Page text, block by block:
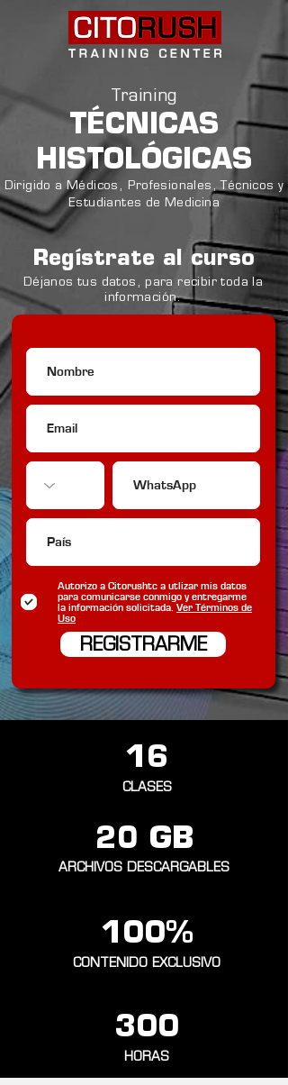
Training
TÉCNICAS
HISTOLÓGICAS
Dirigido a Médicos, Profesionales, Técnicos y
Estudiantes de Medicina
Regístrate al curso
Déjanos tus datos, para recibir toda la
información.
Autorizo a Citorushtc a utlizar mis datos
para comunicarse conmigo y entregarme
la información solicitada. Ver Términos de
Uso
REGISTRARME
16
CLASES
20 GB
ARCHIVOS DESCARGABLES
100%
CONTENIDO EXCLUSIVO
300
HORAS